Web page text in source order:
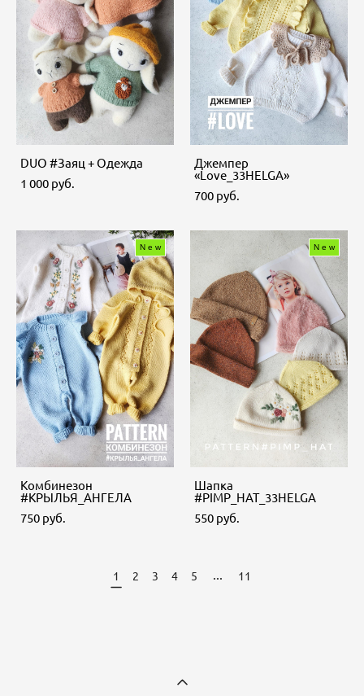
DUO #Заяц + Одежда
1 000 pуб.
Джемпер
«Love_33HELGA»
700 pуб.
New
Комбинезон
#КРЫЛЬЯ_АНГЕЛА
750 pуб.
New
Шапка
#PIMP_HAT_33HELGA
550 pуб.
1 2 3 4 5 ... 11